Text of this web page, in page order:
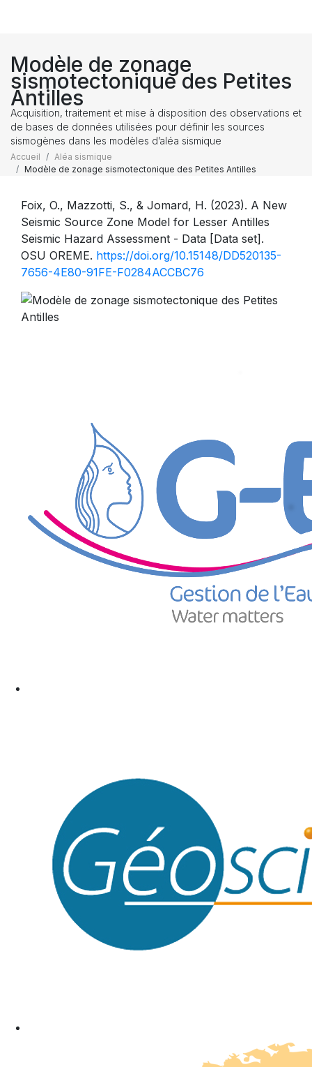
Modèle de zonage
sismotectonique des Petites
Antilles
Acquisition, traitement et mise à disposition des observations et
de bases de données utilisées pour définir les sources
sismogènes dans les modèles d’aléa sismique
Accueil
Aléa sismique
Modèle de zonage sismotectonique des Petites Antilles
Foix, O., Mazzotti, S., & Jomard, H. (2023). A New
Seismic Source Zone Model for Lesser Antilles
Seismic Hazard Assessment - Data [Data set].
OSU OREME. https://doi.org/10.15148/DD520135-
7656-4E80-91FE-F0284ACCBC76